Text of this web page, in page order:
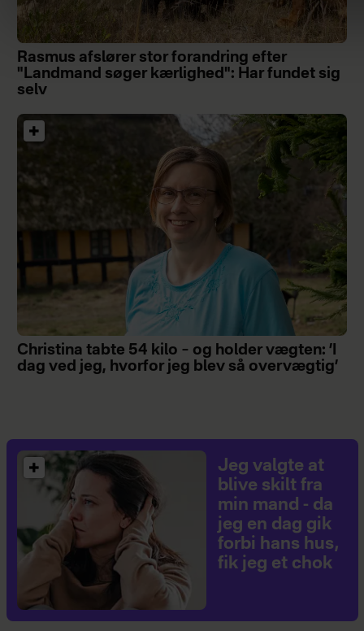
Rasmus afslører stor forandring efter
"Landmand søger kærlighed": Har fundet sig
selv
Christina tabte 54 kilo – og holder vægten: ’I
dag ved jeg, hvorfor jeg blev så overvægtig’
Jeg valgte at
blive skilt fra
min mand - da
jeg en dag gik
forbi hans hus,
fik jeg et chok